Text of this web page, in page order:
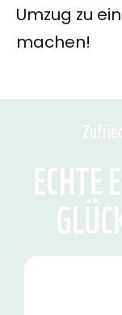
Umzug zu
machen!
ECHTE